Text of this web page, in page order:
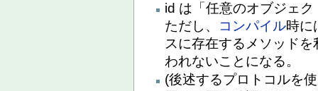
id は「任意のオブジェ
ただし、
コンパイル時に
スに存在するメソッド
われないことになる。
(後述するプロトコルを